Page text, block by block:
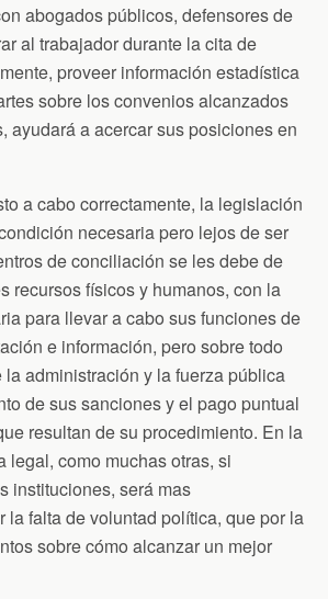
abogados públicos, defensores de
al trabajador durante la cita de
proveer información estadística
sobre los convenios alcanzados
ayudará a acercar sus posiciones en
a cabo correctamente, la legislación
necesaria pero lejos de ser
de conciliación se les debe de
recursos físicos y humanos, con la
para llevar a cabo sus funciones de
e información, pero sobre todo
administración y la fuerza pública
de sus sanciones y el pago puntual
resultan de su procedimiento. En la
legal, como muchas otras, si
instituciones, será mas
la falta de voluntad política, que por la
sobre cómo alcanzar un mejor